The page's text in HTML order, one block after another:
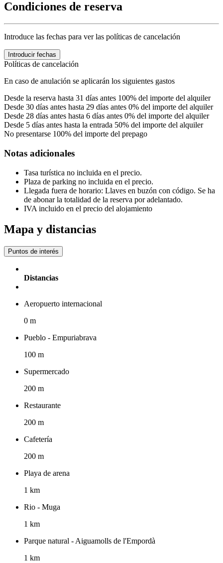
Condiciones de reserva
Introduce las fechas para ver las políticas de cancelación
Introducir fechas
Políticas de cancelación
En caso de anulación se aplicarán los siguientes gastos
Desde la reserva hasta 31 días antes 100% del importe del alquiler
Desde 30 días antes hasta 29 días antes 0% del importe del alquiler
Desde 28 días antes hasta 6 días antes 0% del importe del alquiler
Desde 5 días antes hasta la entrada 50% del importe del alquiler
No presentarse 100% del importe del prepago
Notas adicionales
Tasa turística no incluida en el precio.
Plaza de parking no incluida en el precio.
Llegada fuera de horario: Llaves en buzón con código. Se ha
de abonar la totalidad de la reserva por adelantado.
IVA incluido en el precio del alojamiento
Mapa y distancias
Puntos de interés
Distancias
Aeropuerto internacional
0 m
Pueblo - Empuriabrava
100 m
Supermercado
200 m
Restaurante
200 m
Cafetería
200 m
Playa de arena
1 km
Rio - Muga
1 km
Parque natural - Aiguamolls de l'Empordà
1 km